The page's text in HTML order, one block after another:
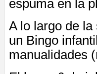
espuma en la
A lo largo de
un Bingo
manualidades